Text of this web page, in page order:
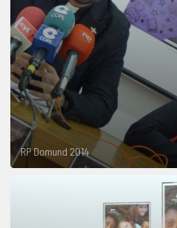
RP Domund 2014